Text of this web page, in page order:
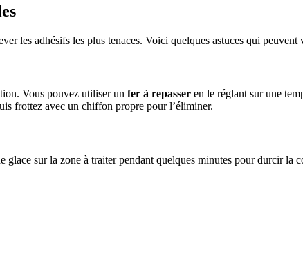
les adhésifs les plus tenaces. Voici quelques astuces qui
Vous pouvez utiliser un fer à repasser en le réglant sur une
frottez avec un chiffon propre pour l’éliminer.
sur la zone à traiter pendant quelques minutes pour durcir